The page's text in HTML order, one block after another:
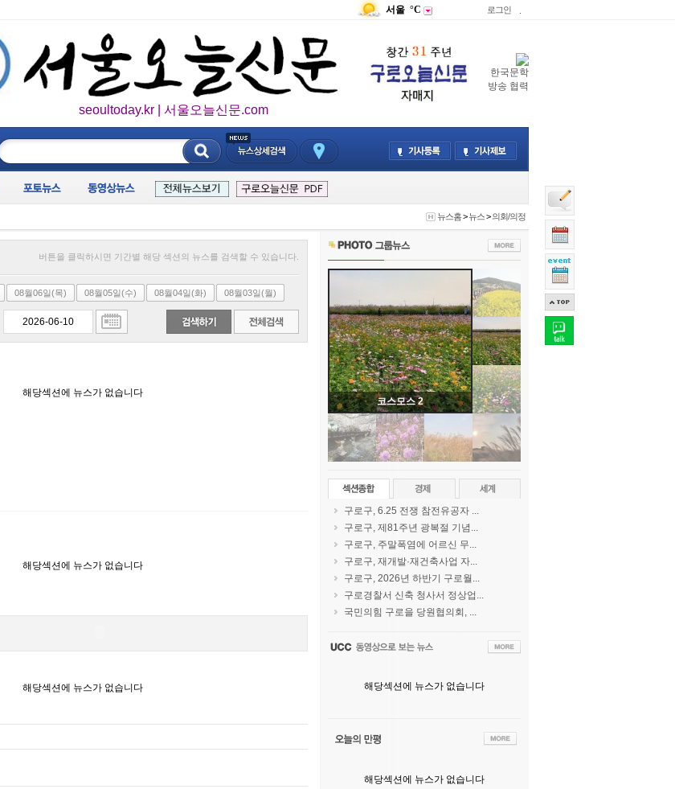
서울 °C 로그인
seoultoday.kr | 서울오늘신문.com
한국문학
방송 협력
뉴스홈>뉴스>의회/의정
버튼을 클릭하시면 기간별 해당 섹션의 뉴스를 검색할 수 있습니다.
08월06일(목) 08월05일(수) 08월04일(화) 08월03일(월)
해당섹션에 뉴스가 없습니다
해당섹션에 뉴스가 없습니다
해당섹션에 뉴스가 없습니다
코스모스 2
구로구, 6.25 전쟁 참전유공자 ...
구로구, 제81주년 광복절 기념...
구로구, 주말폭염에 어르신 무...
구로구, 재개발·재건축사업 자...
구로구, 2026년 하반기 구로월...
구로경찰서 신축 청사서 정상업...
국민의힘 구로을 당원협의회, ...
해당섹션에 뉴스가 없습니다
해당섹션에 뉴스가 없습니다